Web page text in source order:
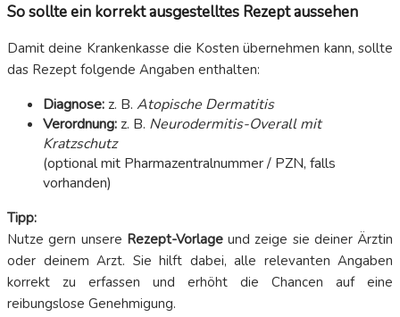
So sollte ein korrekt ausgestelltes Rezept aussehen
Damit deine Krankenkasse die Kosten übernehmen kann, sollte
das Rezept folgende Angaben enthalten:
Diagnose:z. B. Atopische Dermatitis
Verordnung:z. B. Neurodermitis-Overall mit
Kratzschutz
(optional mit Pharmazentralnummer / PZN, falls
vorhanden)
Tipp:
Nutze gern unsere Rezept-Vorlageund zeige sie deiner Ärztin
oder deinem Arzt. Sie hilft dabei, alle relevanten Angaben
korrekt zu erfassen und erhöht die Chancen auf eine
reibungslose Genehmigung.